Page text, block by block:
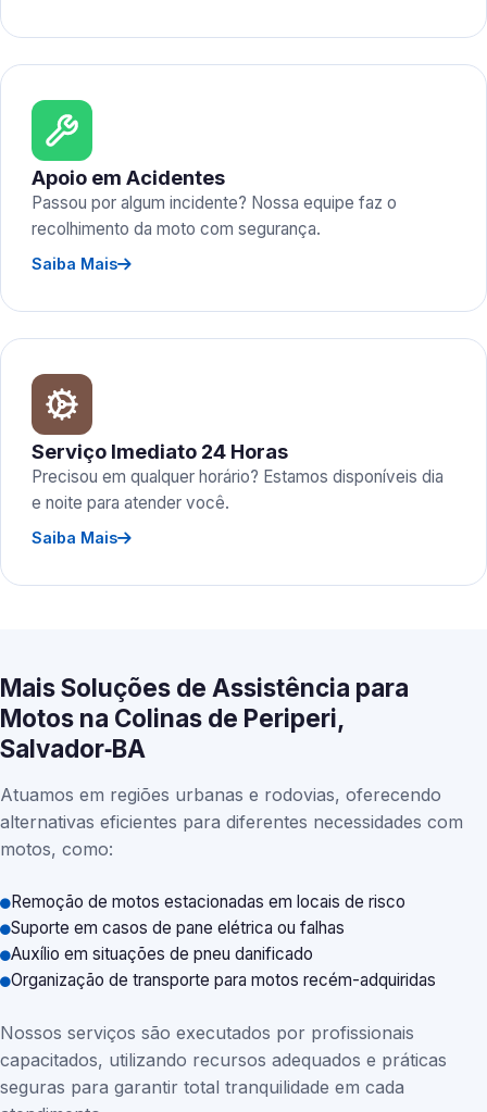
Apoio em Acidentes
Passou por algum incidente? Nossa equipe faz o
recolhimento da moto com segurança.
Saiba Mais
Serviço Imediato 24 Horas
Precisou em qualquer horário? Estamos disponíveis dia
e noite para atender você.
Saiba Mais
Mais Soluções de Assistência para
Motos na Colinas de Periperi,
Salvador‑BA
Atuamos em regiões urbanas e rodovias, oferecendo
alternativas eficientes para diferentes necessidades com
motos, como:
Remoção de motos estacionadas em locais de risco
Suporte em casos de pane elétrica ou falhas
Auxílio em situações de pneu danificado
Organização de transporte para motos recém-adquiridas
Nossos serviços são executados por profissionais
capacitados, utilizando recursos adequados e práticas
seguras para garantir total tranquilidade em cada